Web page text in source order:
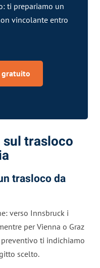
ti prepariamo un
vincolante entro
gratuito
trasloco
trasloco da
verso Innsbruck i
per Vienna o Graz
ti indichiamo
scelto.